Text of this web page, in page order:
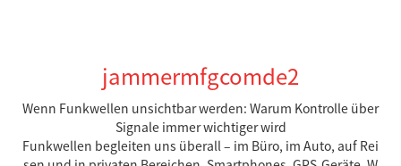
jammermfgcomde2
Wenn Funkwellen unsichtbar werden: Warum Kontrolle über
Signale immer wichtiger wird
Funkwellen begleiten uns überall – im Büro, im Auto, auf Rei